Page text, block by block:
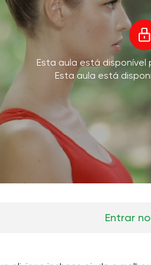
Esta aula está disponível
Esta aula está
Entrar